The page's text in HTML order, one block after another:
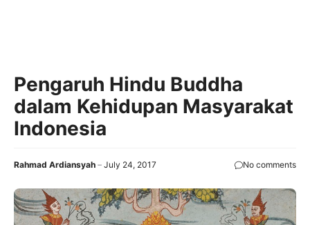
Pengaruh Hindu Buddha
dalam Kehidupan Masyarakat
Indonesia
Rahmad Ardiansyah July 24, 2017 No comments